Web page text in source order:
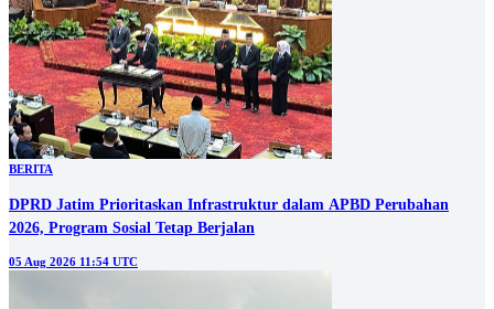
BERITA
DPRD Jatim Prioritaskan Infrastruktur dalam APBD Perubahan
2026, Program Sosial Tetap Berjalan
05 Aug 2026 11:54 UTC